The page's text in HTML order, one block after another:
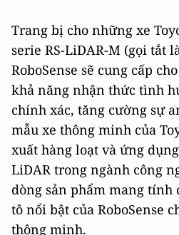
Trang bị cho những xe
serie RS-LiDAR-M (gọi tắt
RoboSense sẽ cung cấp
khả năng nhận thức tình
chính xác, tăng cường sự
mẫu xe thông minh của
xuất hàng loạt và ứng
LiDAR trong ngành công
dòng sản phẩm mang tính
tô nổi bật của RoboSense
thông minh.